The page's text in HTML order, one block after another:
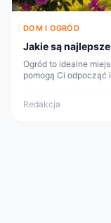
DOM I OGRÓD
Jakie są
Ogród to idealne
pomogą Ci odpocząć
Redakcja